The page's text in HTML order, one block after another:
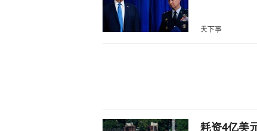
天下事
耗资4亿美